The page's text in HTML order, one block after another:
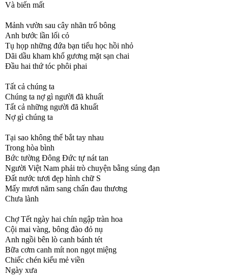
Và biến mất
Mảnh vườn sau cây nhãn trổ bông
Anh bước lần lối cỏ
Tụ họp những đứa bạn tiểu học hồi nhỏ
Dãi dầu kham khổ gương mặt sạn chai
Đầu hai thứ tóc phôi phai
Tất cả chúng ta
Chúng ta nợ gì người đã khuất
Tất cả những người đã khuất
Nợ gì chúng ta
Tại sao không thể bắt tay nhau
Trong hòa bình
Bức tường Đông Đức tự nát tan
Người Việt Nam phải trò chuyện bằng súng đạn
Đất nước tươi đẹp hình chữ S
Mấy mươi năm sang chấn đau thương
Chưa lành
Chợ Tết ngày hai chín ngập tràn hoa
Cội mai vàng, bông đào đỏ nụ
Anh ngồi bên lò canh bánh tét
Bữa cơm canh mít non ngọt miệng
Chiếc chén kiểu mẻ viền
Ngày xưa